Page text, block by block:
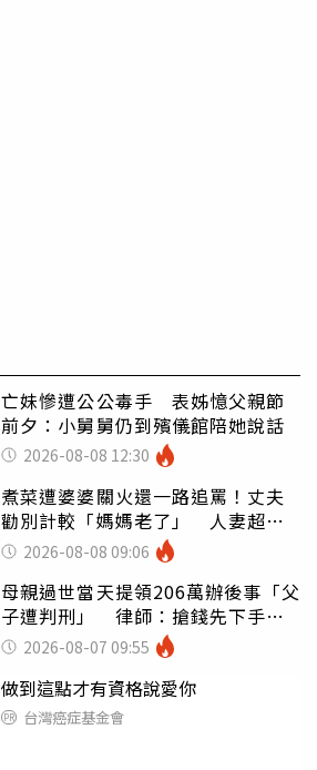
亡妹慘遭公公毒手 表姊憶父親節
前夕：小舅舅仍到殯儀館陪她說話
2026-08-08 12:30
煮菜遭婆婆關火還一路追罵！丈夫
勸別計較「媽媽老了」 人妻超崩
潰：我像台傭
2026-08-08 09:06
母親過世當天提領206萬辦後事「父
子遭判刑」 律師：搶錢先下手是
罪 2026-08-07 09:55
做到這點才有資格說愛你
台灣癌症基金會